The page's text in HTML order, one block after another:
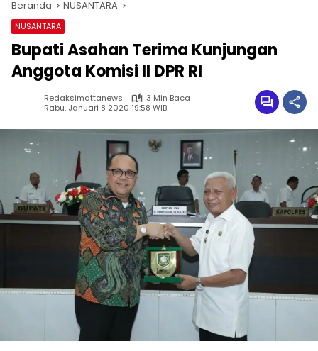
Beranda NUSANTARA
NUSANTARA
Bupati Asahan Terima Kunjungan
Anggota Komisi II DPR RI
Redaksimattanews
3 Min Baca
Rabu, Januari 8 2020 19:58 WIB